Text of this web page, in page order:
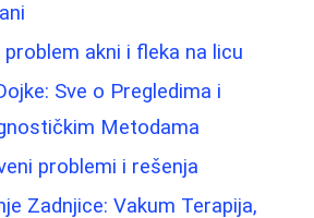
akni i fleka na licu
Sve o Pregledima i
Metodama
problemi i rešenja
Zadnjice: Vakum Terapija,